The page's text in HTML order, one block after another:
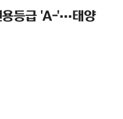
용등급 'A-'…태양